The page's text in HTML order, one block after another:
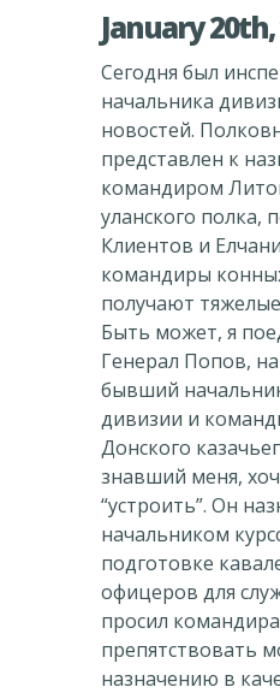
January 20th,
Сегодня был
начальника
новостей.
представлен к
командиром
уланского полка,
Клиентов и
командиры
получают
Быть может, я
Генерал Попов,
бывший
дивизии и
Донского
знавший меня,
“устроить”. Он
начальником
подготовке
офицеров для
просил
препятствовать
назначению в